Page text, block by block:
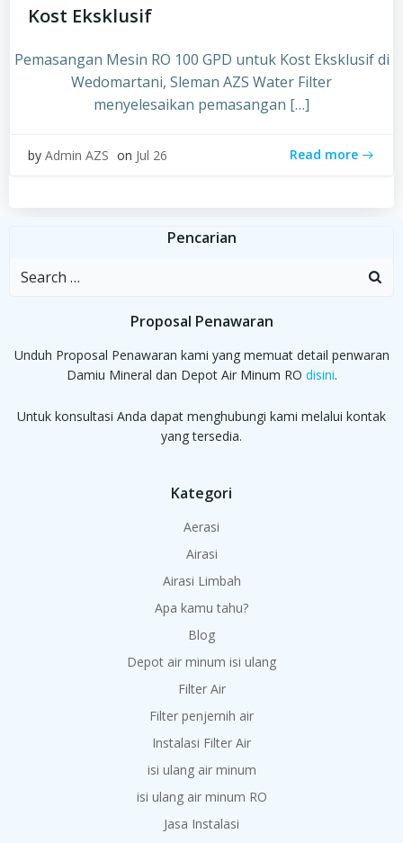
Kost Eksklusif
Pemasangan Mesin RO 100 GPD untuk Kost Eksklusif di
Wedomartani, Sleman AZS Water Filter
menyelesaikan pemasangan […]
by Admin AZS on Jul 26 Read more
Pencarian
Search
Proposal Penawaran
Unduh Proposal Penawaran kami yang memuat detail penwaran
Damiu Mineral dan Depot Air Minum RO disini.
Untuk konsultasi Anda dapat menghubungi kami melalui kontak
yang tersedia.
Kategori
Aerasi
Airasi
Airasi Limbah
Apa kamu tahu?
Blog
Depot air minum isi ulang
Filter Air
Filter penjernih air
Instalasi Filter Air
isi ulang air minum
isi ulang air minum RO
Jasa Instalasi